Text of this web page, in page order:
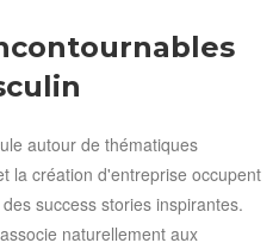
autour de thématiques
la création d'entreprise occupent
success stories inspirantes.
naturellement aux